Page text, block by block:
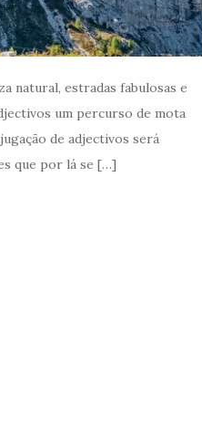
natural, estradas fabulosas e
um percurso de mota
de adjectivos será
que por lá se […]